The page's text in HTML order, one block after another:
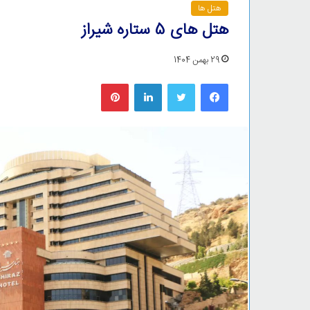
هتل ها
هتل های 5 ستاره شیراز
29 بهمن 1404
فیس بوک لینکدین